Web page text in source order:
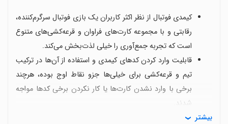
کیمدی فوتبال از نظر اکثر کاربران یک بازی فوتبال سرگرم‌کننده،
رقابتی و با مجموعه کارت‌های فراوان و قرعه‌کشی‌های متنوع
است که تجربه جمع‌آوری را خیلی لذت‌بخش می‌کند.
قابلیت وارد کردن کدهای کیمدی و استفاده از آن‌ها در ترکیب
تیم و قرعه‌کشی برای خیلی‌ها جزو نقاط اوج بوده، هرچند
برخی با وارد نشدن کارت‌ها یا کار نکردن برخی کدها مواجه
شدند.
بیشتر